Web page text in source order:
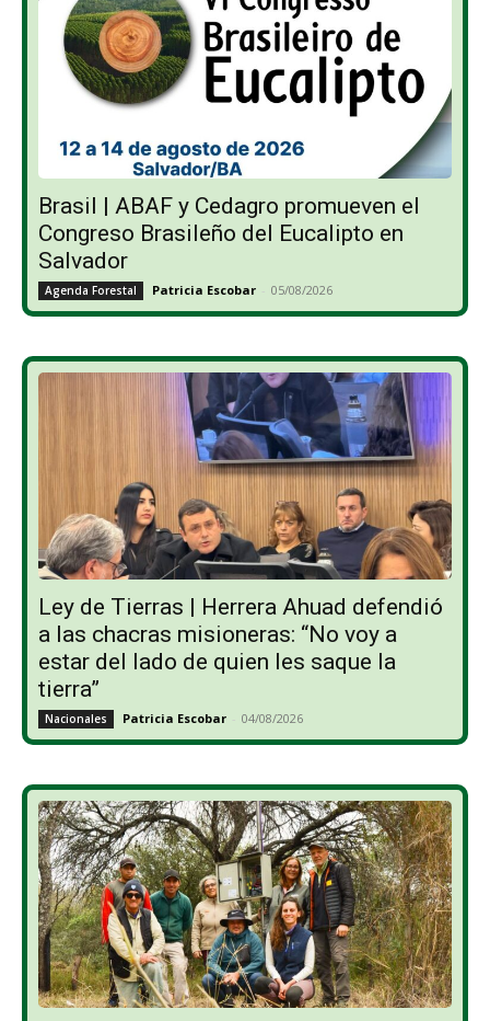
Brasil | ABAF y Cedagro promueven el
Congreso Brasileño del Eucalipto en
Salvador
Agenda Forestal Patricia Escobar - 05/08/2026
Ley de Tierras | Herrera Ahuad defendió
a las chacras misioneras: “No voy a
estar del lado de quien les saque la
tierra”
Nacionales Patricia Escobar - 04/08/2026